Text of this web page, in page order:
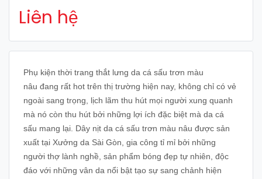
Liên hệ
Phụ kiện thời trang thắt lưng da cá sấu trơn màu
nâu đang rất hot trên thị trường hiện nay, không chỉ có vẻ
ngoài sang trọng, lịch lãm thu hút mọi người xung quanh
mà nó còn thu hút bởi những lợi ích đặc biệt mà da cá
sấu mang lại. Dây nịt da cá sấu trơn màu nâu được sản
xuất tại Xưởng da Sài Gòn, gia công tỉ mỉ bởi những
người thợ lành nghề, sản phẩm bóng đẹp tự nhiên, độc
đáo với những vân da nổi bật tạo sự sang chảnh hiện